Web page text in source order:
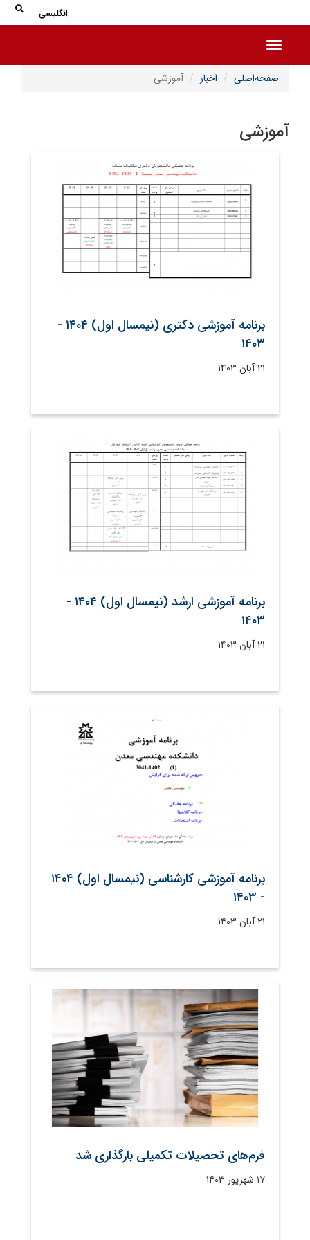
انگلیسی
Toggle navigation
صفحه‌اصلی اخبار آموزشی
آموزشی
برنامه آموزشی دکتری (نیمسال اول) ۱۴۰۴ -
۱۴۰۳
۲۱ آبان ۱۴۰۳
برنامه آموزشی ارشد (نیمسال اول) ۱۴۰۴ -
۱۴۰۳
۲۱ آبان ۱۴۰۳
برنامه آموزشی کارشناسی (نیمسال اول) ۱۴۰۴
- ۱۴۰۳
۲۱ آبان ۱۴۰۳
فرم‌های تحصیلات تکمیلی بارگذاری شد
۱۷ شهریور ۱۴۰۳